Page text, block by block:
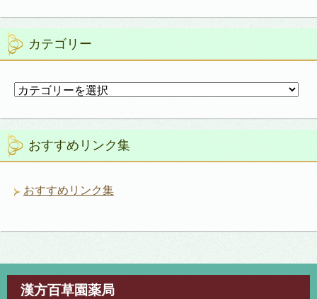
カテゴリー
カ
ゴ
リ
ー おすすめリンク集
おすすめリンク集
漢方百草園薬局